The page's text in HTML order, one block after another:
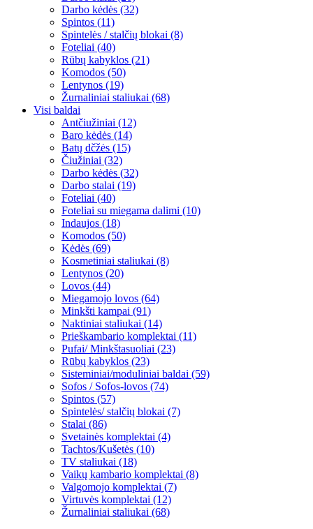
Darbo kėdės (32)
Spintos (11)
Spintelės / stalčių blokai (8)
Foteliai (40)
Rūbų kabyklos (21)
Komodos (50)
Lentynos (19)
Žurnaliniai staliukai (68)
Visi baldai
Antčiužiniai (12)
Baro kėdės (14)
Batų dčžės (15)
Čiužiniai (32)
Darbo kėdės (32)
Darbo stalai (19)
Foteliai (40)
Foteliai su miegama dalimi (10)
Indaujos (18)
Komodos (50)
Kėdės (69)
Kosmetiniai staliukai (8)
Lentynos (20)
Lovos (44)
Miegamojo lovos (64)
Minkšti kampai (91)
Naktiniai staliukai (14)
Prieškambario komplektai (11)
Pufai/ Minkštasuoliai (23)
Rūbų kabyklos (23)
Sisteminiai/moduliniai baldai (59)
Sofos / Sofos-lovos (74)
Spintos (57)
Spintelės/ stalčių blokai (7)
Stalai (86)
Svetainės komplektai (4)
Tachtos/Kušetės (10)
TV staliukai (18)
Vaikų kambario komplektai (8)
Valgomojo komplektai (7)
Virtuvės komplektai (12)
Žurnaliniai staliukai (68)